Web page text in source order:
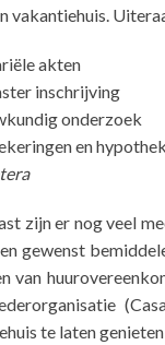
vakantiehuis.
akten
inschrijving
onderzoek
en
zijn er nog veel
gewenst
van
te laten